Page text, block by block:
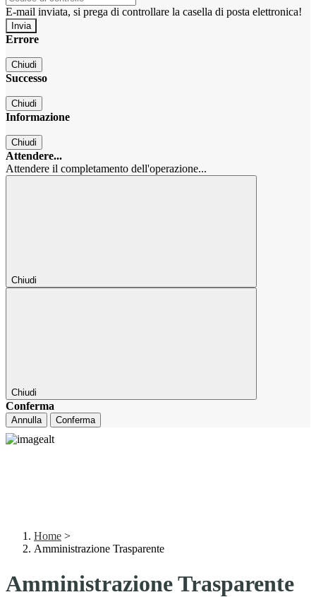
E-mail inviata, si prega di controllare la casella di posta elettronica!
Errore
Chiudi
Successo
Chiudi
Informazione
Chiudi
Attendere...
Attendere il completamento dell'operazione...
Chiudi
Chiudi
Conferma
Annulla Conferma
Home >
Amministrazione Trasparente
Amministrazione Trasparente